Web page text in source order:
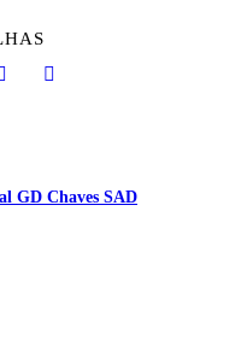
GD Chaves SAD